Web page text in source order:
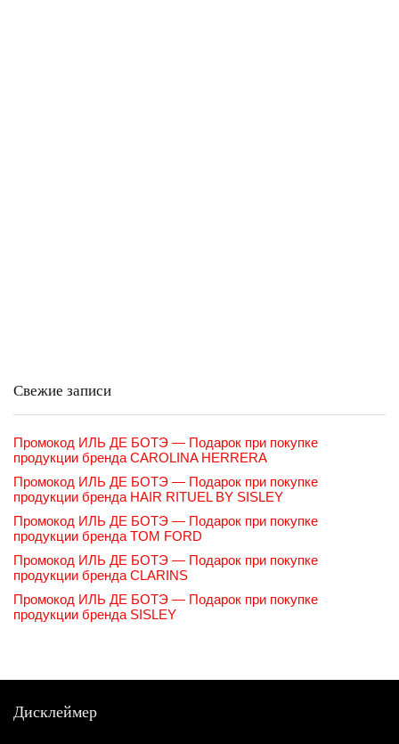
Свежие записи
Промокод ИЛЬ ДЕ БОТЭ — Подарок при покупке
продукции бренда CAROLINA HERRERA
Промокод ИЛЬ ДЕ БОТЭ — Подарок при покупке
продукции бренда HAIR RITUEL BY SISLEY
Промокод ИЛЬ ДЕ БОТЭ — Подарок при покупке
продукции бренда TOM FORD
Промокод ИЛЬ ДЕ БОТЭ — Подарок при покупке
продукции бренда CLARINS
Промокод ИЛЬ ДЕ БОТЭ — Подарок при покупке
продукции бренда SISLEY
Дисклеймер